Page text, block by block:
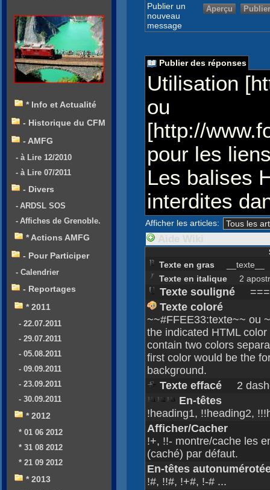
Publier un
nouveau
message
Publier des réponses
Utilisation
ou
[http://
pour les
Les balises
interdites
Afficher les articles:
Texte en gras __texte__
Texte en italique2
Texte souligné
Texte coloré
~~#FFEE33:texte~~ ou
the indicated HTML
contain two colors
first color would be the
background.
Texte effacé2
En-têtes
!heading1, !!heading2,
Afficher/Cacher
!+, !!- montre/cache les
(caché) par défaut.
En-têtes
!#, !!#, !+#, !-# ...
* Info et Actualité
- Historique du CFM
- AMFG
- à Lire 12/2010
- à Lire 07/2011
- Divers
- ARDSL SOS
- Affiches de Grenoble.
* Actions AMFG
- Pour Participer
- Calendrier
- Reportages
* 2011
- 22.07.2011
- 29.07.2011
- 05.08.2011
- 09.09.2011
- 23.09.2011
- 30.09.2011
* 2012
* 01 06 2012
* 31 08 2012
* 21 09 2012
* 2013